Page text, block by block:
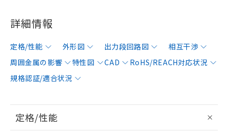
詳細情報
定格/性能 外形図 出力段回路図
相互干渉
周囲金属の影響
特性図 CAD
RoHS/REACH対応状況
規格認証/適合状況
定格/性能